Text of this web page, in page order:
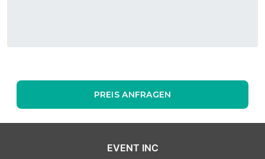
PREIS ANFRAGEN
EVENT INC